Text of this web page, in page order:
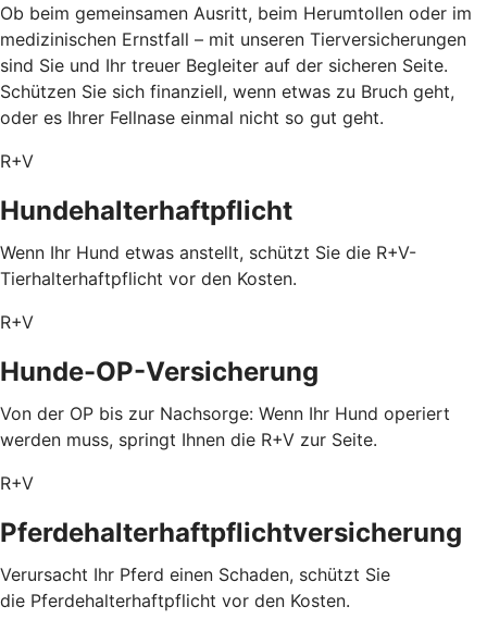
Ob beim gemeinsamen Ausritt, beim Herumtollen oder im
medizinischen Ernstfall – mit unseren Tierversicherungen
sind Sie und Ihr treuer Begleiter auf der sicheren Seite.
Schützen Sie sich finanziell, wenn etwas zu Bruch geht,
oder es Ihrer Fellnase einmal nicht so gut geht.
R+V
Hundehalterhaftpflicht
Wenn Ihr Hund etwas anstellt, schützt Sie die R+V-
Tierhalterhaftpflicht vor den Kosten.
R+V
Hunde-OP-Versicherung
Von der OP bis zur Nachsorge: Wenn Ihr Hund operiert
werden muss, springt Ihnen die R+V zur Seite.
R+V
Pferdehalterhaftpflichtversicherung
Verursacht Ihr Pferd einen Schaden, schützt Sie
die Pferdehalterhaftpflicht vor den Kosten.